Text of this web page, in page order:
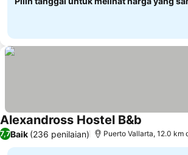
Alexandross Hostel B&b
7,7Baik (236 penilaian) Puerto Vallarta, 12.0 km